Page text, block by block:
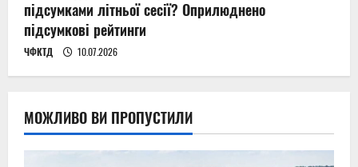
підсумками літньої сесії? Оприлюднено
підсумкові рейтинги
ЧФКТД 10.07.2026
МОЖЛИВО ВИ ПРОПУСТИЛИ